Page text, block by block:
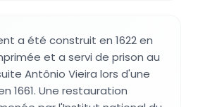
a été construit en 1622 en
et a servi de prison au
Antônio Vieira lors d'une
1661. Une restauration